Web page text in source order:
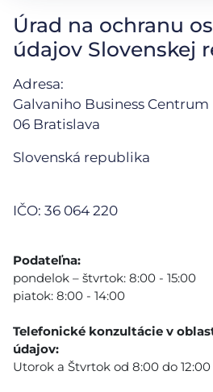
Úrad na ochranu
údajov Slovenskej
Adresa:
Galvaniho Business Centrum
06 Bratislava
Slovenská republika
IČO: 36 064 220
Podateľna:
pondelok – štvrtok: 8:00 - 15:00
piatok: 8:00 - 14:00
Telefonické konzultácie v
údajov:
Utorok a Štvrtok od 8:00 do 12:00